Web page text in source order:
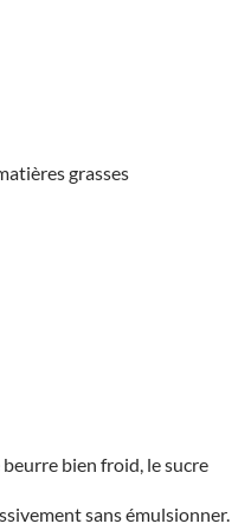
grasses
bien froid, le sucre
sans émulsionner.